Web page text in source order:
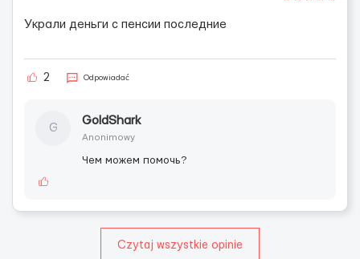
Украли деньги с пенсии последние
2 Odpowiadać
G
GoldShark
Anonimowy
Чем можем помочь?
Czytaj wszystkie opinie